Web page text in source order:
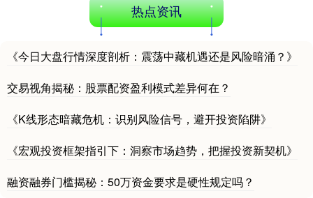
深证成指 14311.01 +200.89
热点资讯
《今日大盘行情深度剖析：震荡中藏机遇还是风险暗涌？》
交易视角揭秘：股票配资盈利模式差异何在？
《K线形态暗藏危机：识别风险信号，避开投资陷阱》
《宏观投资框架指引下：洞察市场趋势，把握投资新契机》
融资融券门槛揭秘：50万资金要求是硬性规定吗？